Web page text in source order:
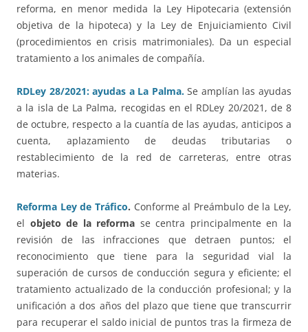
reforma, en menor medida la Ley Hipotecaria (extensión
objetiva de la hipoteca) y la Ley de Enjuiciamiento Civil
(procedimientos en crisis matrimoniales). Da un especial
tratamiento a los animales de compañía.
RDLey 28/2021: ayudas a La Palma.Se amplían las ayudas
a la isla de La Palma, recogidas en el RDLey 20/2021, de 8
de octubre, respecto a la cuantía de las ayudas, anticipos a
cuenta, aplazamiento de deudas tributarias o
restablecimiento de la red de carreteras, entre otras
materias.
Reforma Ley de Tráfico. Conforme al Preámbulo de la Ley,
el objeto de la reforma se centra principalmente en la
revisión de las infracciones que detraen puntos; el
reconocimiento que tiene para la seguridad vial la
superación de cursos de conducción segura y eficiente; el
tratamiento actualizado de la conducción profesional; y la
unificación a dos años del plazo que tiene que transcurrir
para recuperar el saldo inicial de puntos tras la firmeza de